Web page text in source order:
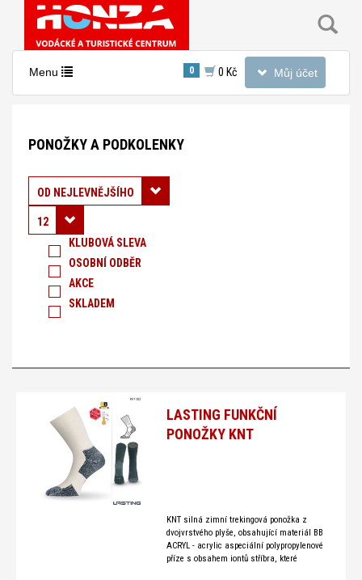
Toggle
navigation
Můj účet
Toggle
Menu 0 0 Kč
Oblečení
Ponožky,
čepice
-
Ponožky
podkolenky
PONOŽKY A PODKOLENKY
Řadit podle:
OD NEJLEVNĚJŠÍHO
12
KLUBOVÁ SLEVA
OSOBNÍ ODBĚR
AKCE
SKLADEM
LASTING FUNKČNÍ
PONOŽKY KNT
KNT silná zimní trekingová ponožka z
dvojvrstvého plyše, obsahující materiál BB
ACRYL - acrylic aspeciální polypropylenové
příze s obsahem iontů stříbra, které